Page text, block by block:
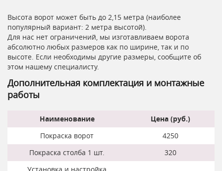
Высота ворот может быть до 2,15 метра (наиболее
популярный вариант: 2 метра высотой).
Для нас нет ограничений, мы изготавливаем ворота
абсолютно любых размеров как по ширине, так и по
высоте. Если необходимы другие размеры, сообщите об
этом нашему специалисту.
Дополнительная комплектация и монтажные
работы
Наименование
Цена (руб.)
Покраска ворот
4250
Покраска столба 1 шт.
320